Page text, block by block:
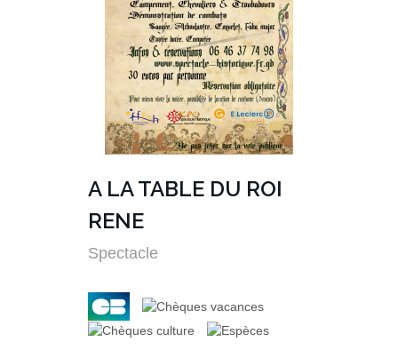
A LA TABLE DU ROI
RENE
Spectacle